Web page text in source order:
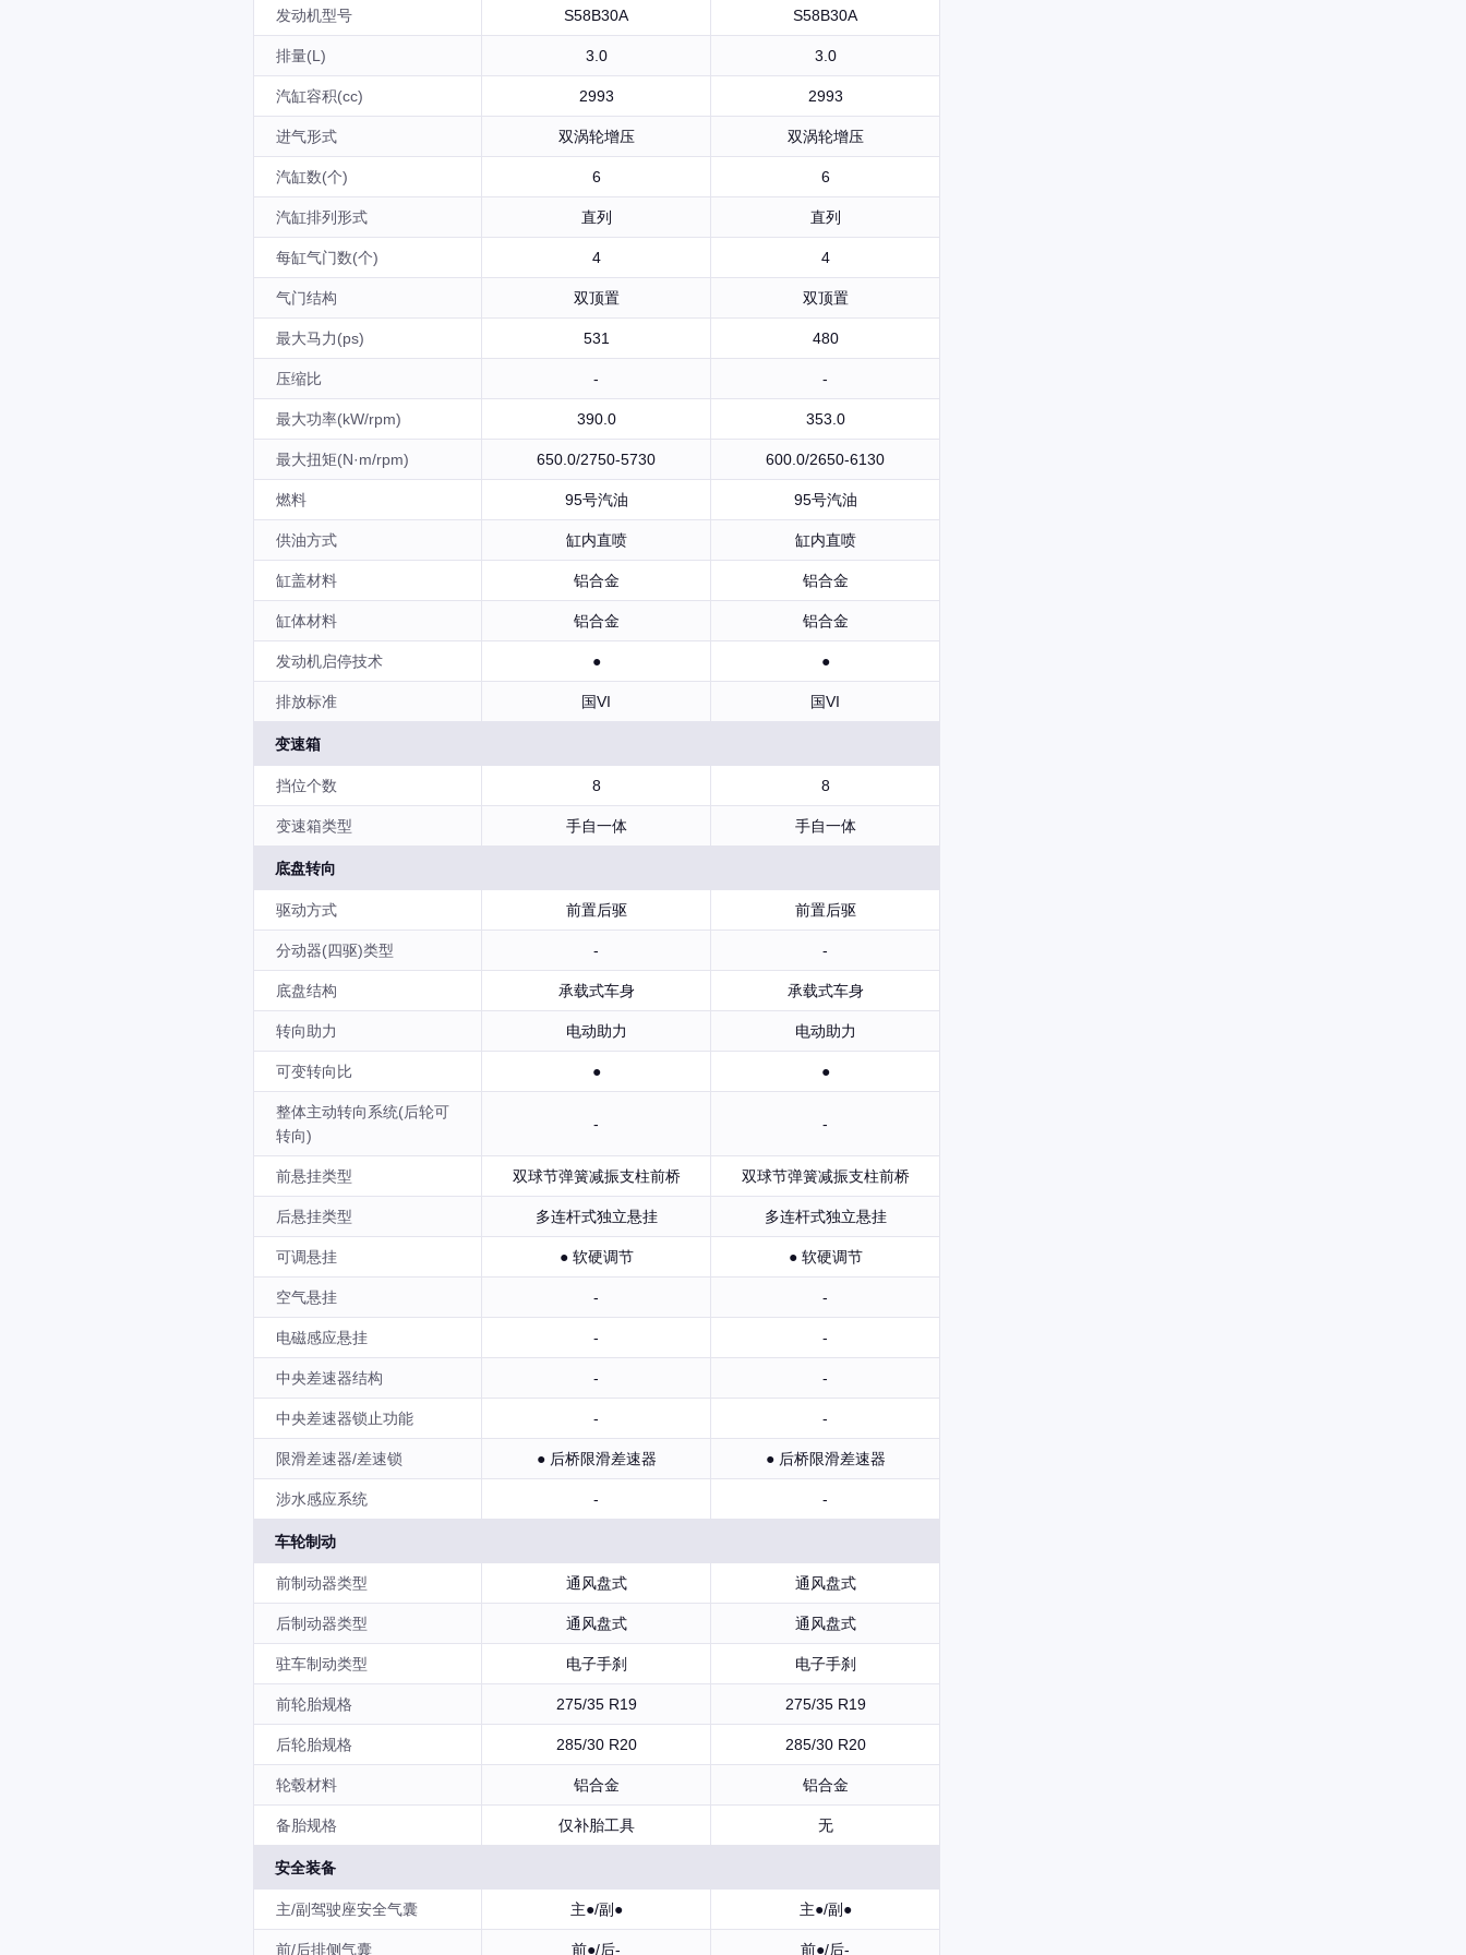
发动机型号 S58B30A S58B30A
排量(L) 3.0 3.0
汽缸容积(cc) 2993 2993
进气形式 双涡轮增压 双涡轮增压
汽缸数(个) 6 6
汽缸排列形式 直列 直列
每缸气门数(个) 4 4
气门结构 双顶置 双顶置
最大马力(ps) 531 480
压缩比 - -
最大功率(kW/rpm) 390.0 353.0
最大扭矩(N·m/rpm) 650.0/2750-5730 600.0/2650-6130
燃料 95号汽油 95号汽油
供油方式 缸内直喷 缸内直喷
缸盖材料 铝合金 铝合金
缸体材料 铝合金 铝合金
发动机启停技术 ● ●
排放标准 国VI 国VI
变速箱
挡位个数 8 8
变速箱类型 手自一体 手自一体
底盘转向
驱动方式 前置后驱 前置后驱
分动器(四驱)类型 - -
底盘结构 承载式车身 承载式车身
转向助力 电动助力 电动助力
可变转向比 ● ●
整体主动转向系统(后轮可
转向)
- -
前悬挂类型 双球节弹簧减振支柱前桥 双球节弹簧减振支柱前桥
后悬挂类型 多连杆式独立悬挂 多连杆式独立悬挂
可调悬挂 ● 软硬调节 ● 软硬调节
空气悬挂 - -
电磁感应悬挂 - -
中央差速器结构 - -
中央差速器锁止功能 - -
限滑差速器/差速锁 ● 后桥限滑差速器 ● 后桥限滑差速器
涉水感应系统 - -
车轮制动
前制动器类型 通风盘式 通风盘式
后制动器类型 通风盘式 通风盘式
驻车制动类型 电子手刹 电子手刹
前轮胎规格 275/35 R19 275/35 R19
后轮胎规格 285/30 R20 285/30 R20
轮毂材料 铝合金 铝合金
备胎规格 仅补胎工具 无
安全装备
主/副驾驶座安全气囊 主●/副● 主●/副●
前/后排侧气囊 前●/后- 前●/后-